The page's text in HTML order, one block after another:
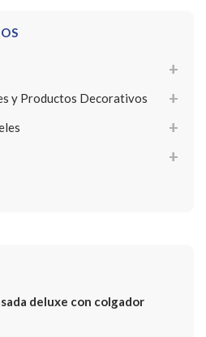
y Productos Decorativos
deluxe con colgador